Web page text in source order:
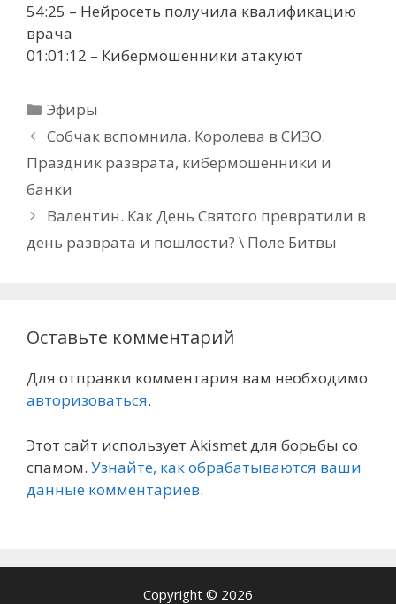
54:25 – Нейросеть получила квалификацию
врача
01:01:12 – Кибермошенники атакуют
Рубрики
Эфиры
Собчак вспомнила. Королева в СИЗО.
Праздник разврата, кибермошенники и
банки
Валентин. Как День Святого превратили в
день разврата и пошлости? \ Поле Битвы
Оставьте комментарий
Для отправки комментария вам необходимо
авторизоваться.
Этот сайт использует Akismet для борьбы со
спамом. Узнайте, как обрабатываются ваши
данные комментариев.
Copyright © 2026